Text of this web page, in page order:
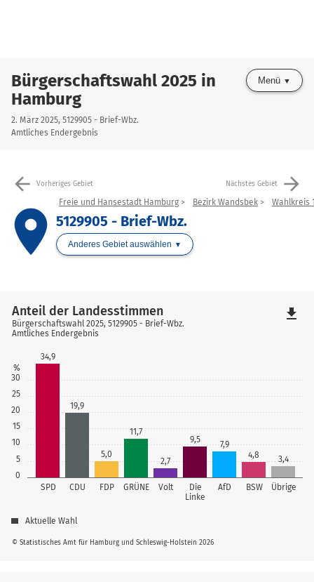
Bürgerschaftswahl 2025 in
Hamburg
2. März 2025, 5129905 - Brief-Wbz.
Amtliches Endergebnis
Menü
arrow_back Vorheriges Gebiet Nächstes Gebiet arrow_forward
place
Freie und Hansestadt Hamburg Bezirk Wandsbek Wahlkreis
5129905 - Brief-Wbz.
Anderes Gebiet auswählen
0
5
10
15
20
25
30
%
SPD CDU FDP GRÜNE Volt
Die
Linke
AfD BSW Übrige
34,9
19,9
5,0
11,7
2,7
9,5
7,9
4,8
3,4
© Statistisches Amt für Hamburg und Schleswig-Holstein 2026
Anteil der Landesstimmen
Bürgerschaftswahl 2025, 5129905 - Brief-Wbz.
Amtliches Endergebnis
Aktuelle Wahl
file_download